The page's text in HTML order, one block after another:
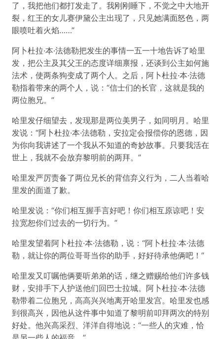
了，我把他们都打发走了。我刚刚睡下，不觉之中大地开
裂，红王的女儿赛伊黛公主出现了，只见她满面怒色，两
眼喷吐着火焰……”
阿卜杜拉·本·法德勒把发生的事情一五一十地告诉了哈里
发，把公主及其父王的态度详细禀报，还谈到公主如何施
法术，使两条狗变成了两个人。之后，阿卜杜拉·本·法德
勒指着带来的两个人，说：“信士们的长官，这就是我的
两位胞兄。”
哈里发仔细望去，发现那是两位美男子，如同明月。哈里
发说：“阿卜杜拉·本·法德勒，安拉定会报偿你的恩德，因
为你向我讲述了一个我从不知道的奇妙故事。只要我活在
世上，我就不会放弃黎明前的两拜。”
哈里发严厉责备了两位兄长的背信弃义行为，二人当着哈
里发的面道了歉。
哈里发说：“你们相互握手言好吧！你们相互原谅吧！安
拉宽恕你们过去的一切行为。”
哈里发望着阿卜杜拉·本·法德勒，说：“阿卜杜拉·本·法德
勒，就让你的两位哥哥当你的助手，好好待承他俩吧！”
哈里发又叮嘱他俩要听弟弟的话，继之赠赐给他们许多钱
财，安排手下人护送他们回巴士拉城。阿卜杜拉·本·法德
勒带着二位胞兄，高高兴兴地离开哈里发宫。哈里发也感
到很高兴，因他从这件事中知道了黎明前叩拜两次的特别
好处。他兴高采烈、洋洋自得地说：“一些人的灾难，恰